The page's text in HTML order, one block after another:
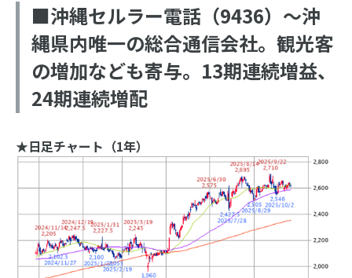
■沖縄セルラー電話（9436）～沖
縄県内唯一の総合通信会社。観光客
の増加なども寄与。13期連続増益、
24期連続増配
★日足チャート（1年）